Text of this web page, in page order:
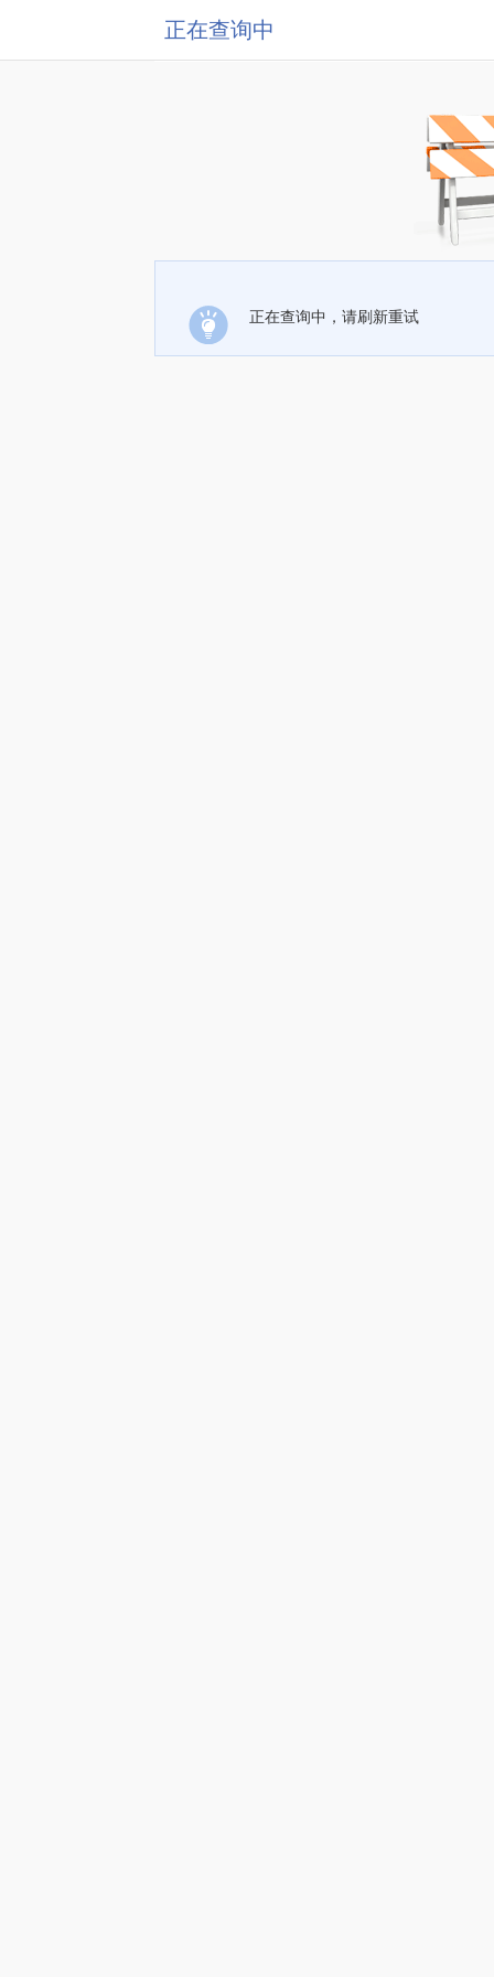
正在查询中
正在查询中，请刷新重试